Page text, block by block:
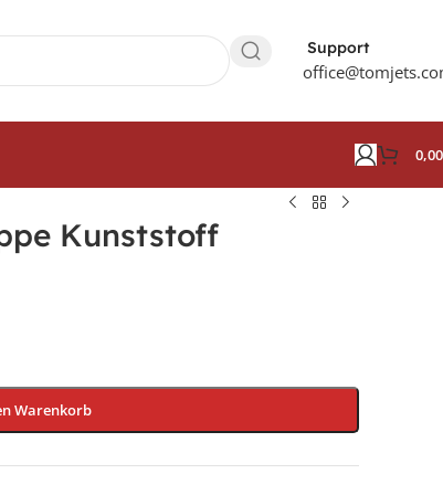
Support
Kunststoff
Warenkorb